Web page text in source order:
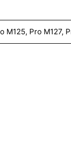
M125, Pro M127,